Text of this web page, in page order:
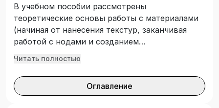
В учебном пособии рассмотрены
теоретические основы работы с материалами
(начиная от нанесения текстур, заканчивая
работой с нодами и созданием
многокомпонентного материала), установки
в программе для трехмерного моделирования
Blender. Учебное пособие предназначено для
Читать полностью
Оглавление